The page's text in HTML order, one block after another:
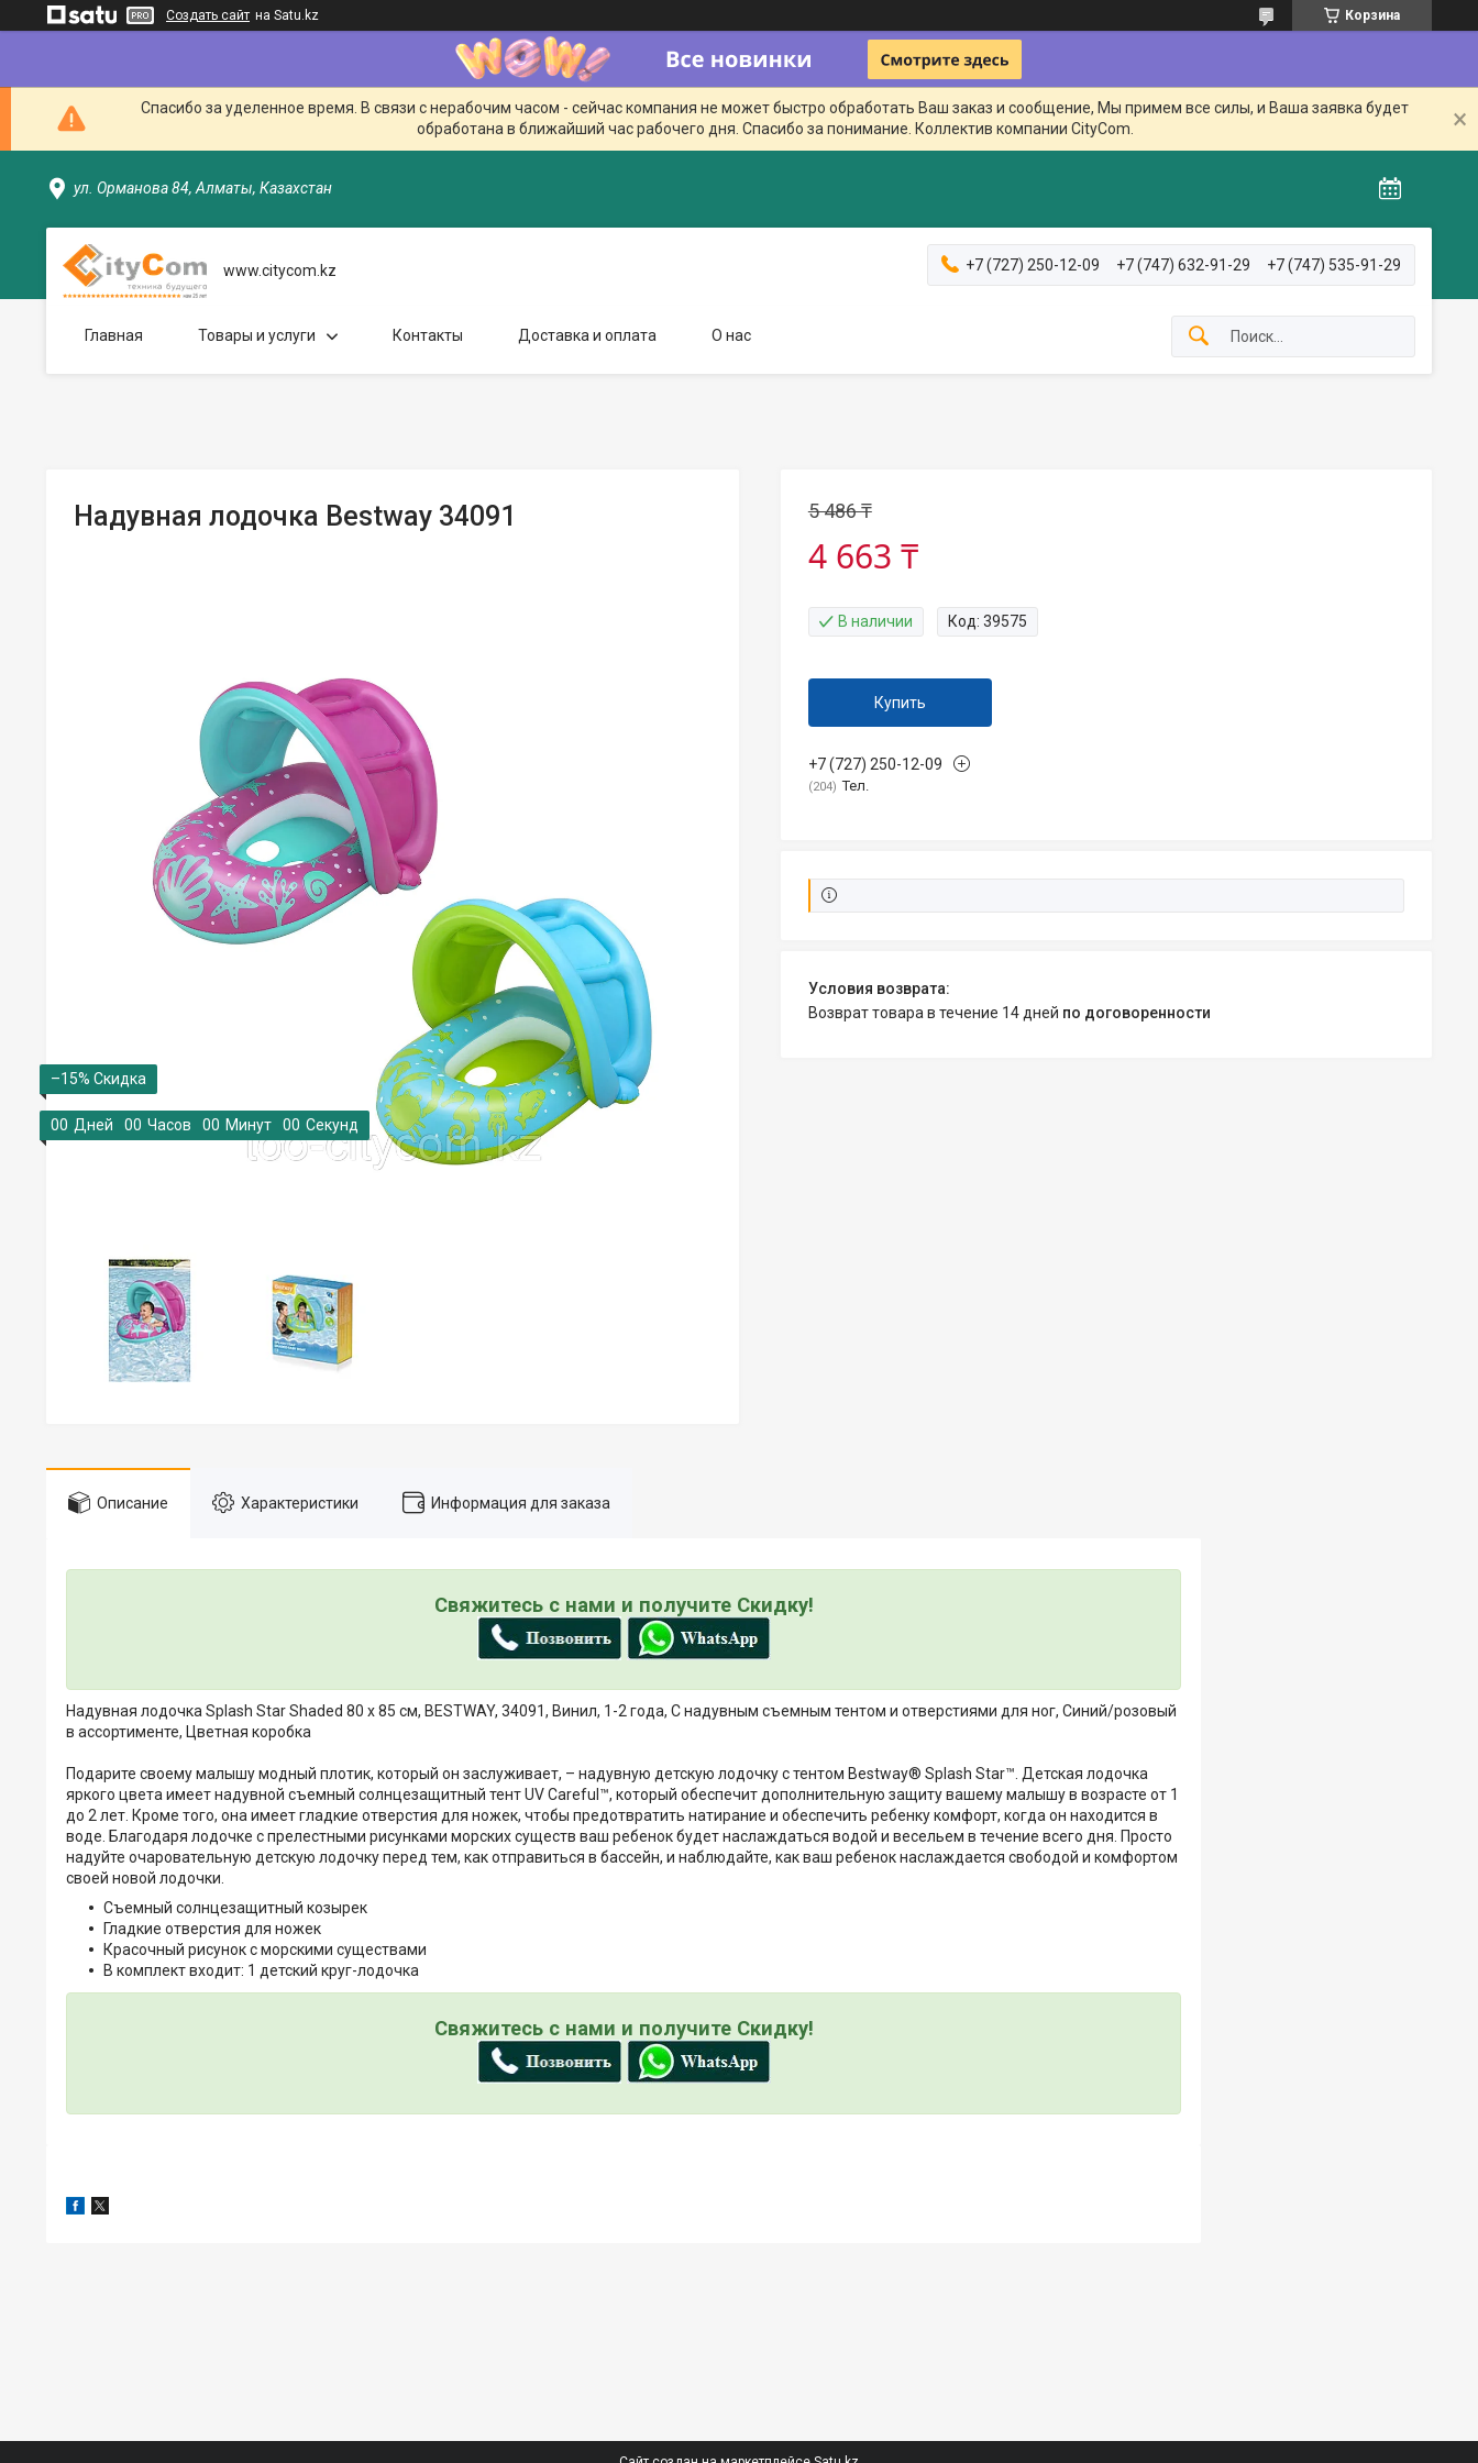
Создать сайт на Satu.kz Корзина
Спасибо за уделенное время. В связи с нерабочим часом - сейчас компания не может быстро обработать Ваш заказ и сообщение, Мы примем все силы, и Ваша заявка будет
обработана в ближайший час рабочего дня. Спасибо за понимание. Коллектив компании CityCom.
ул. Орманова 84, Алматы, Казахстан
www.citycom.kz +7 (727) 250-12-09 +7 (747) 632-91-29 +7 (747) 535-91-29
Главная Товары и услуги Контакты Доставка и оплата О нас
Надувная лодочка Bestway 34091
–15%
00 Дней 00 Часов 00 Минут 00 Секунд
5 486 ₸
4 663 ₸
В наличии Код: 39575
Купить
+7 (727) 250-12-09
204 Тел.
возврат товара в течение 14 дней по договоренности
Описание Характеристики Информация для заказа
Свяжитесь с нами и получите Скидку!
Надувная лодочка Splash Star Shaded 80 х 85 см, BESTWAY, 34091, Винил, 1-2 года, С надувным съемным тентом и отверстиями для ног, Синий/розовый
в ассортименте, Цветная коробка
Подарите своему малышу модный плотик, который он заслуживает, – надувную детскую лодочку с тентом Bestway® Splash Star™. Детская лодочка
яркого цвета имеет надувной съемный солнцезащитный тент UV Careful™, который обеспечит дополнительную защиту вашему малышу в возрасте от 1
до 2 лет. Кроме того, она имеет гладкие отверстия для ножек, чтобы предотвратить натирание и обеспечить ребенку комфорт, когда он находится в
воде. Благодаря лодочке с прелестными рисунками морских существ ваш ребенок будет наслаждаться водой и весельем в течение всего дня. Просто
надуйте очаровательную детскую лодочку перед тем, как отправиться в бассейн, и наблюдайте, как ваш ребенок наслаждается свободой и комфортом
своей новой лодочки.
Съемный солнцезащитный козырек
Гладкие отверстия для ножек
Красочный рисунок с морскими существами
В комплект входит: 1 детский круг-лодочка
Свяжитесь с нами и получите Скидку!